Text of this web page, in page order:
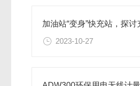
2023-10-27